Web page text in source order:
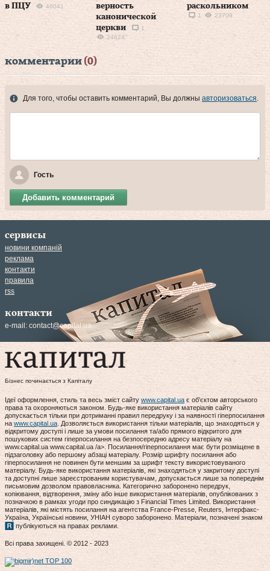
в ПЦУ
46041
верность
канонической
церкви
1
24624
раскольником
1 23709
комментарии (0)
Для того, чтобы оставить комментарий, Вы должны авторизоваться.
Гость
Добавить комментарий
сервисы
новини компаній
реклама
контакти
правила
rss
контакти
e-mail: contact@capital.ua
Бізнес починається з Капіталу
Ідеї оформлення, стиль та весь зміст сайту www.capital.ua є об'єктом авторського
права та охороняються законом. Будь-яке використання матеріалів сайту
допускається тільки при дотриманні правил передруку і за наявності гіперпосилання
на www.capital.ua. Дозволяється використання тільки матеріалів, що знаходяться у
відкритому доступі і лише за умови посилання та/або прямого відкритого для
пошукових систем гіперпосилання на безпосередню адресу матеріалу на
www.capital.ua www.capital.ua /a>. Посилання/гіперпосилання має бути розміщене в
підзаголовку або першому абзаці матеріалу. Розмір шрифту посилання або
гіперпосилання не повинен бути меншим за шрифт тексту використовуваного
матеріалу. Будь-яке використання матеріалів, які знаходяться у закритому доступі
та доступні лише зареєстрованим користувачам, допускається лише за попереднім
письмовим дозволом правовласника. Категорично заборонено передрук,
копіювання, відтворення, зміну або інше використання матеріалів, опублікованих з
позначкою в рамках угоди про синдикацію з Financial Times Limited. Використання
матеріалів, які містять посилання на агентства France-Presse, Reuters, Інтерфакс-
Україна, Українські новини, УНІАН суворо заборонено. Матеріали, позначені знаком
публікуються на правах реклами.
Всі права захищені. © 2012 - 2023